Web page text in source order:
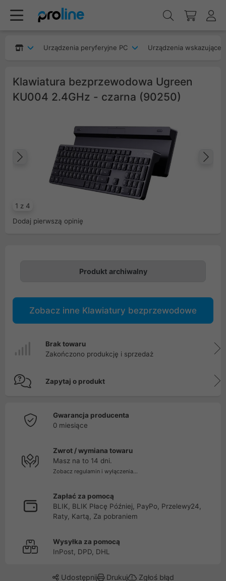
Urządzenia peryferyjne PC Urządzenia wskazujące
Klawiatura bezprzewodowa Ugreen
KU004 2.4GHz - czarna (90250)
1 z 4
Poprzedni
Dodaj pierwszą opinię
Produkt archiwalny
Zobacz inne Klawiatury bezprzewodowe
Brak towaru
Zakończono produkcję i sprzedaż
Zapytaj o produkt
Gwarancja producenta
0 miesiące
Zwrot / wymiana towaru
Masz na to 14 dni.
Zobacz regulamin i wyłączenia...
Zapłać za pomocą
BLIK, BLIK Płacę Później, PayPo, Przelewy24,
Raty, Kartą, Za pobraniem
Wysyłka za pomocą
InPost, DPD, DHL
Udostępnij Drukuj Zgłoś błąd